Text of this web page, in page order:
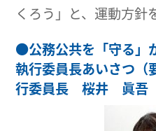
くろう」と、運動方針
●公務公共を「守る」
執行委員長あいさつ
行委員長 桜井 眞吾